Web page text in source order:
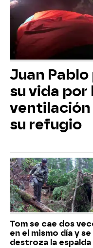
Juan
su vida por
ventilación
su refugio
Tom se cae dos
en el mismo día y se
destroza la espalda